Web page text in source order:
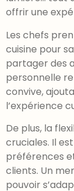
offrir une
Les chefs
cuisine pour
partager des
personnelle
convive,
l’expérience
De plus, la
cruciales. Il
préférences
clients. Un
pouvoir